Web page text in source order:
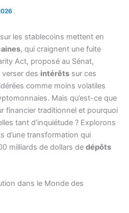
les stablecoins mettent en
, qui craignent une fuite
Act, proposé au Sénat,
des intérêts sur ces
comme moins volatiles
Mais qu’est-ce que
financier traditionnel et pourquoi
tant d’inquiétude ? Explorons
d’une transformation qui
milliards de dollars de dépôts
dans le Monde des